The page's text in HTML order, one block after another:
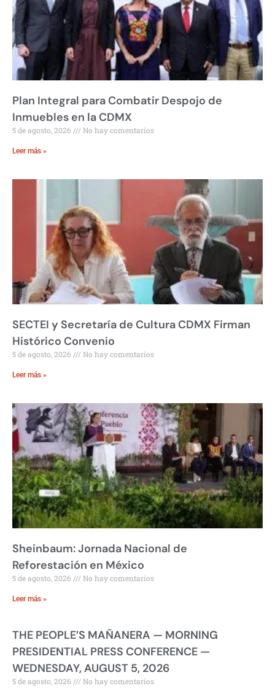
Plan Integral para Combatir Despojo de
Inmuebles en la CDMX
5 de agosto, 2026 No hay comentarios
Leer más »
SECTEI y Secretaría de Cultura CDMX Firman
Histórico Convenio
5 de agosto, 2026 No hay comentarios
Leer más »
Sheinbaum: Jornada Nacional de
Reforestación en México
5 de agosto, 2026 No hay comentarios
Leer más »
THE PEOPLE’S MAÑANERA — MORNING
PRESIDENTIAL PRESS CONFERENCE —
WEDNESDAY, AUGUST 5, 2026
5 de agosto, 2026 No hay comentarios